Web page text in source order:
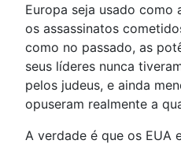
Europa seja usado como
os assassinatos
como no passado, as
seus líderes nunca
pelos judeus, e ainda
opuseram realmente a
A verdade é que os EUA